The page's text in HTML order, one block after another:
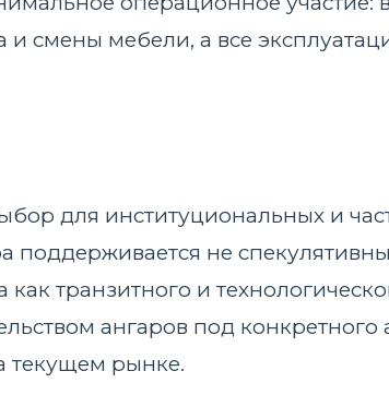
и смены мебели, а все
для институциональных и
поддерживается не
транзитного и
ангаров под конкретного
текущем рынке.